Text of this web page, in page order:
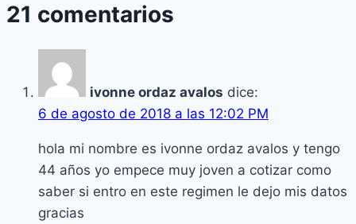
Modalidad
21 comentarios
ivonne ordaz avalos dice:
6 de agosto de 2018 a las 12:02 PM
hola mi nombre es ivonne ordaz avalos y tengo
44 años yo empece muy joven a cotizar como
saber si entro en este regimen le dejo mis datos
gracias